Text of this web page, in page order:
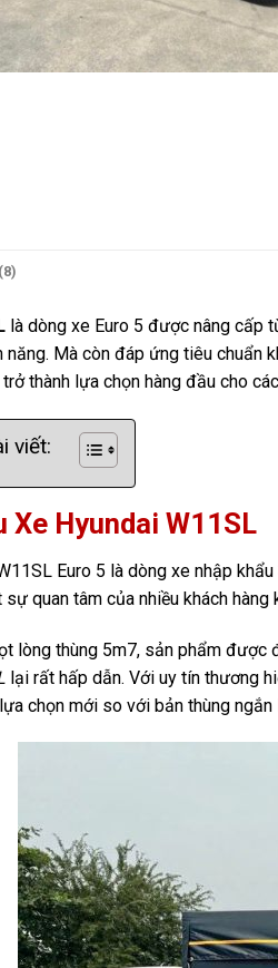
là dòng xe Euro 5 được nâng cấp
năng. Mà còn đáp ứng tiêu chuẩn
thành lựa chọn hàng đầu cho
viết:
Xe Hyundai W11SL
Euro 5 là dòng xe nhập
quan tâm của nhiều khách hàng
lòng thùng 5m7, sản phẩm được
lại rất hấp dẫn. Với uy tín thương
chọn mới so với bản thùng ngắn